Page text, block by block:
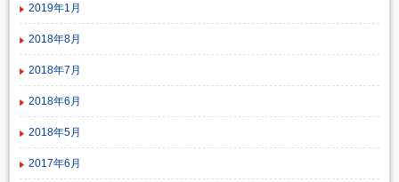
2019年1月
2018年8月
2018年7月
2018年6月
2018年5月
2017年6月